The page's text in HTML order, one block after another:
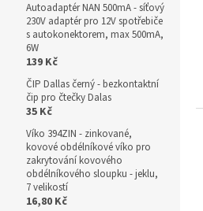
Autoadaptér NAN 500mA - síťový
230V adaptér pro 12V spotřebiče
s autokonektorem, max 500mA,
6W
139 Kč
ČIP Dallas černý - bezkontaktní
čip pro čtečky Dalas
35 Kč
Víko 394ZIN - zinkované,
kovové obdélníkové víko pro
zakrytování kovového
obdélníkového sloupku - jeklu,
7 velikostí
16,80 Kč